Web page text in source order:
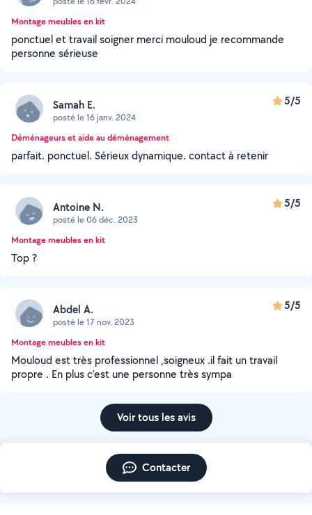
Montage meubles en kit
ponctuel et travail soigner merci mouloud je recommande
personne sérieuse
Samah E.
posté le 16 janv. 2024
5/5
Déménageurs et aide au déménagement
parfait. ponctuel. Sérieux dynamique. contact à retenir
Antoine N.
posté le 06 déc. 2023
5/5
Montage meubles en kit
Top ?
Abdel A.
posté le 17 nov. 2023
5/5
Montage meubles en kit
Mouloud est très professionnel ,soigneux .il fait un travail
propre . En plus c’est une personne très sympa
Voir tous les avis
Contacter